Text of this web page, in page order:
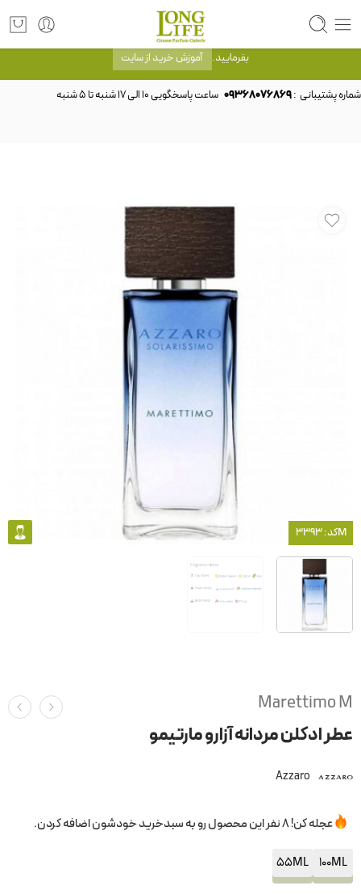
توجه! برند لانگ لایف رایحه های معروف را با شیشه و بسته بندی خود شرکت لانگ لایف
عرضه می کند.که با انتخاب حجم هر ادکلنی می توانید شیشه و بسته بندی را ملاحظه
بفرمایید. آموزش خرید از سایت
شماره پشتیبانی :09368076869
کد: 3393M
Marettimo M
عطر ادکلن مردانه آزارو مارتیمو
Azzaro
عجله کن! 8 نفر این محصول رو به سبدخرید خودشون اضافه کردن.
100ML
55ML